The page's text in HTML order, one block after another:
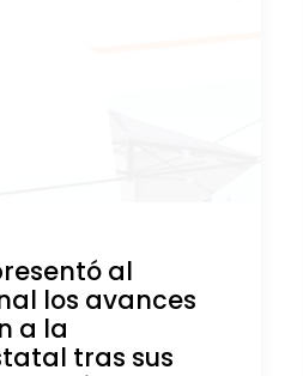
al
los avances
a la
tras sus